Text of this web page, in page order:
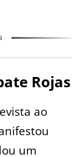
Rojas
ao
um